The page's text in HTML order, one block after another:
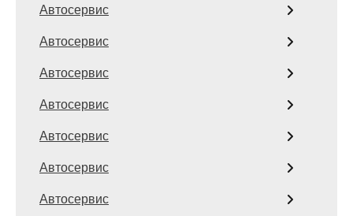
Автосервис
Автосервис
Автосервис
Автосервис
Автосервис
Автосервис
Автосервис